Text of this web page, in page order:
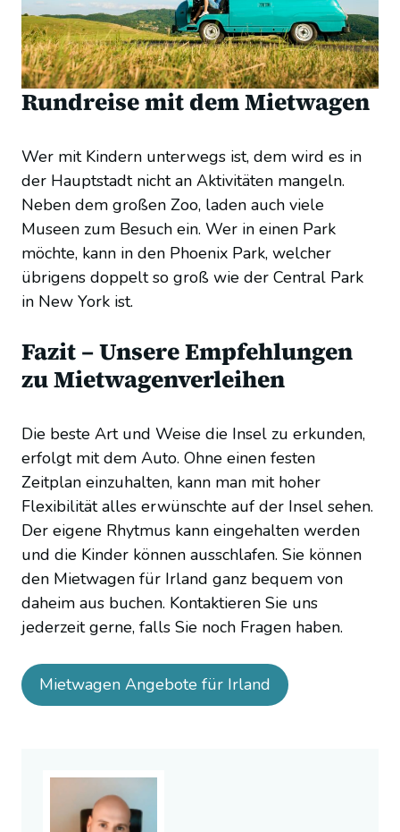
Rundreise mit dem Mietwagen
Wer mit Kindern unterwegs ist, dem wird es in
der Hauptstadt nicht an Aktivitäten mangeln.
Neben dem großen Zoo, laden auch viele
Museen zum Besuch ein. Wer in einen Park
möchte, kann in den Phoenix Park, welcher
übrigens doppelt so groß wie der Central Park
in New York ist.
Fazit – Unsere Empfehlungen
zu Mietwagenverleihen
Die beste Art und Weise die Insel zu erkunden,
erfolgt mit dem Auto. Ohne einen festen
Zeitplan einzuhalten, kann man mit hoher
Flexibilität alles erwünschte auf der Insel sehen.
Der eigene Rhytmus kann eingehalten werden
und die Kinder können ausschlafen. Sie können
den Mietwagen für Irland ganz bequem von
daheim aus buchen. Kontaktieren Sie uns
jederzeit gerne, falls Sie noch Fragen haben.
Mietwagen Angebote für Irland